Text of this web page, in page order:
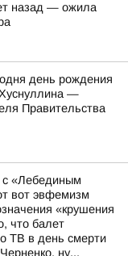
назад — ожила
день рождения
—
Правительства
«Лебединым
вот эвфемизм
«крушения
что балет
ТВ в день смерти
ну...